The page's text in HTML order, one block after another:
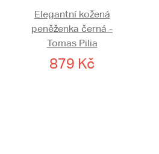
Elegantní kožená
peněženka černá -
Tomas Pilia
879 Kč